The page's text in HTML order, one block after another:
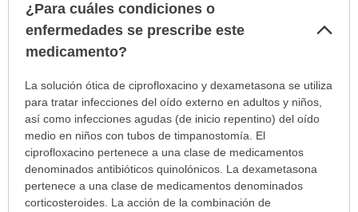
¿Para cuáles condiciones o
enfermedades se prescribe este
medicamento?
¿Para
cuáles
condiciones
enfermedades
prescribe
este
La solución ótica de ciprofloxacino y dexametasona se utiliza
para tratar infecciones del oído externo en adultos y niños,
así como infecciones agudas (de inicio repentino) del oído
medio en niños con tubos de timpanostomía. El
ciprofloxacino pertenece a una clase de medicamentos
denominados antibióticos quinolónicos. La dexametasona
pertenece a una clase de medicamentos denominados
corticosteroides. La acción de la combinación de